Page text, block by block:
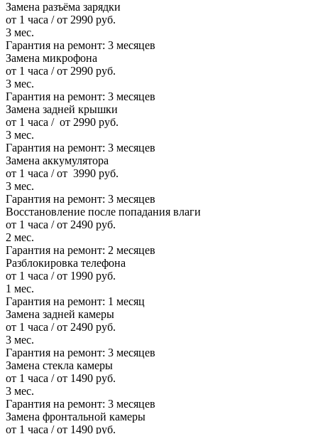
Замена разъёма зарядки
от 1 часа / от 2990 руб.
3 мес.
Гарантия на ремонт: 3 месяцев
Замена микрофона
от 1 часа / от 2990 руб.
3 мес.
Гарантия на ремонт: 3 месяцев
Замена задней крышки
от 1 часа / от 2990 руб.
3 мес.
Гарантия на ремонт: 3 месяцев
Замена аккумулятора
от 1 часа / от 3990 руб.
3 мес.
Гарантия на ремонт: 3 месяцев
Восстановление после попадания влаги
от 1 часа / от 2490 руб.
2 мес.
Гарантия на ремонт: 2 месяцев
Разблокировка телефона
от 1 часа / от 1990 руб.
1 мес.
Гарантия на ремонт: 1 месяц
Замена задней камеры
от 1 часа / от 2490 руб.
3 мес.
Гарантия на ремонт: 3 месяцев
Замена стекла камеры
от 1 часа / от 1490 руб.
3 мес.
Гарантия на ремонт: 3 месяцев
Замена фронтальной камеры
от 1 часа / от 1490 руб.